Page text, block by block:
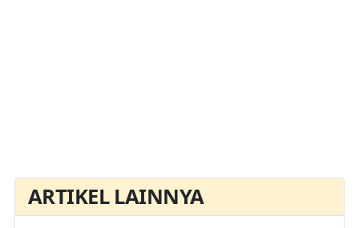
ARTIKEL LAINNYA